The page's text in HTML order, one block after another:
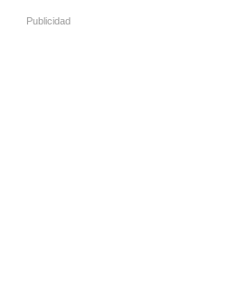
Publicidad